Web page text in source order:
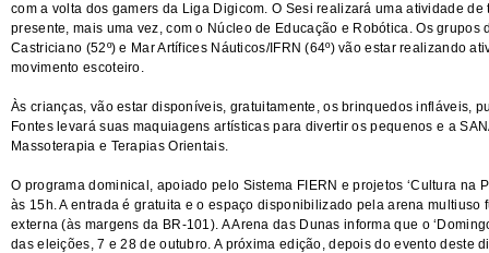
com a volta dos gamers da Liga Digicom. O Sesi realizará uma atividade
presente, mais uma vez, com o Núcleo de Educação e Robótica. Os grupos
Castriciano (52º) e Mar Artífices Náuticos/IFRN (64º) vão estar realizando
movimento escoteiro.
Às crianças, vão estar disponíveis, gratuitamente, os brinquedos infláveis,
Fontes levará suas maquiagens artísticas para divertir os pequenos e a
Massoterapia e Terapias Orientais.
O programa dominical, apoiado pelo Sistema FIERN e projetos ‘Cultura na
às 15h. A entrada é gratuita e o espaço disponibilizado pela arena multiuso
externa (às margens da BR-101). A Arena das Dunas informa que o
das eleições, 7 e 28 de outubro. A próxima edição, depois do evento deste